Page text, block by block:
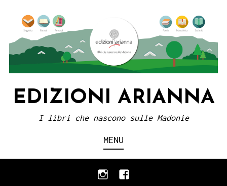
content
EDIZIONI ARIANNA
I libri che nascono sulle Madonie
MENU
instagramfacebook